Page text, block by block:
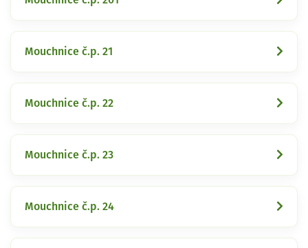
Mouchnice č.p. 21
Mouchnice č.p. 22
Mouchnice č.p. 23
Mouchnice č.p. 24